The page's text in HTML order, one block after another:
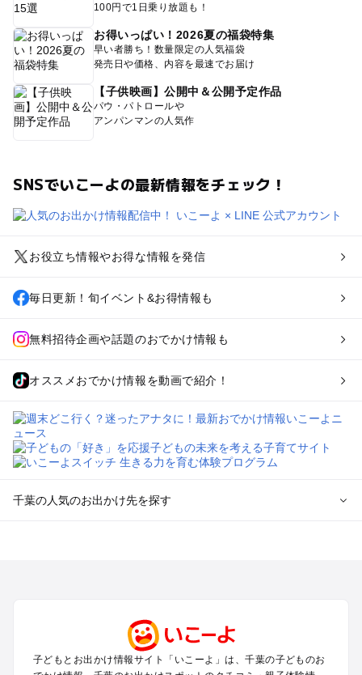
100円で1日乗り放題も！
お得いっぱい！2026夏の福袋特集
早い者勝ち！数量限定の人気福袋
発売日や価格、内容を最速でお届け
【子供映画】公開中＆公開予定作品
パウ・パトロールや
アンパンマンの人気作
SNSでいこーよの最新情報をチェック！
お役立ち情報やお得な情報を発信
毎日更新！旬イベント&お得情報も
無料招待企画や話題のおでかけ情報も
オススメおでかけ情報を動画で紹介！
千葉の人気のお出かけ先を探す
成田・印西・酒々井のプールお出かけ
館山・南房総のプールお出かけ
九十九里・銚子のプールお出かけ
子どもとお出かけ情報サイト「いこーよ」は、千葉の子どものお